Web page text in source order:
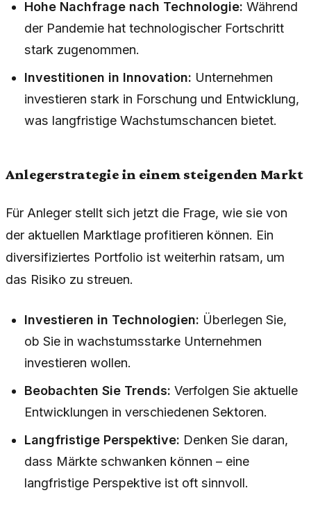
Hohe Nachfrage nach Technologie: Während
der Pandemie hat technologischer Fortschritt
stark zugenommen.
Investitionen in Innovation: Unternehmen
investieren stark in Forschung und Entwicklung,
was langfristige Wachstumschancen bietet.
Anlegerstrategie in einem steigenden Markt
Für Anleger stellt sich jetzt die Frage, wie sie von
der aktuellen Marktlage profitieren können. Ein
diversifiziertes Portfolio ist weiterhin ratsam, um
das Risiko zu streuen.
Investieren in Technologien: Überlegen Sie,
ob Sie in wachstumsstarke Unternehmen
investieren wollen.
Beobachten Sie Trends: Verfolgen Sie aktuelle
Entwicklungen in verschiedenen Sektoren.
Langfristige Perspektive: Denken Sie daran,
dass Märkte schwanken können – eine
langfristige Perspektive ist oft sinnvoll.